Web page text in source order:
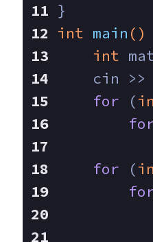
}
int main ()
int
cin >>
for (
for (